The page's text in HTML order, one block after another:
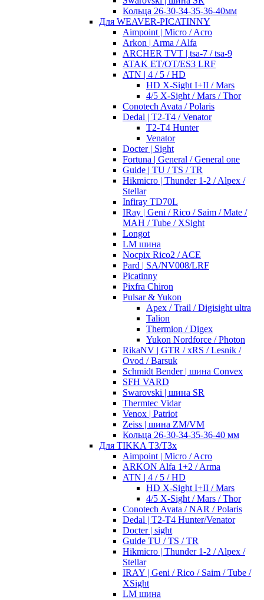
Кольца 26-30-34-35-36-40мм
Для WEAVER-PICATINNY
Aimpoint | Micro / Acro
Arkon | Arma / Alfa
ARCHER TVT | tsa-7 / tsa-9
ATAK ET/OT/ES3 LRF
ATN | 4 / 5 / HD
HD X-Sight I+II / Mars
4/5 X-Sight / Mars / Thor
Conotech Avata / Polaris
Dedal | T2-T4 / Venator
T2-T4 Hunter
Venator
Docter | Sight
Fortuna | General / General one
Guide | TU / TS / TR
Hikmicro | Thunder 1-2 / Alpex /
Stellar
Infiray TD70L
IRay | Geni / Rico / Saim / Mate /
MAH / Tube / XSight
Longot
LM шина
Nocpix Rico2 / ACE
Pard | SA/NV008/LRF
Picatinny
Pixfra Chiron
Pulsar & Yukon
Apex / Trail / Digisight ultra
Talion
Thermion / Digex
Yukon Nordforce / Photon
RikaNV | GTR / xRS / Lesnik /
Ovod / Barsuk
Schmidt Bender | шина Convex
SFH VARD
Swarovski | шина SR
Thermtec Vidar
Venox | Patriot
Zeiss | шина ZM/VM
Кольца 26-30-34-35-36-40 мм
Для TIKKA T3/T3x
Aimpoint | Micro / Acro
ARKON Alfa 1+2 / Arma
ATN | 4 / 5 / HD
HD X-Sight I+II / Mars
4/5 X-Sight / Mars / Thor
Conotech Avata / NAR / Polaris
Dedal | T2-T4 Hunter/Venator
Docter | sight
Guide TU / TS / TR
Hikmicro | Thunder 1-2 / Alpex /
Stellar
IRAY | Geni / Rico / Saim / Tube /
XSight
LM шина